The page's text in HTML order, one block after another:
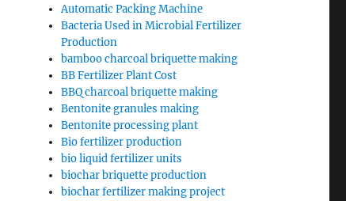
Automatic Packing Machine
Bacteria Used in Microbial Fertilizer
Production
bamboo charcoal briquette making
BB Fertilizer Plant Cost
BBQ charcoal briquette making
Bentonite granules making
Bentonite processing plant
Bio fertilizer production
bio liquid fertilizer units
biochar briquette production
biochar fertilizer making project